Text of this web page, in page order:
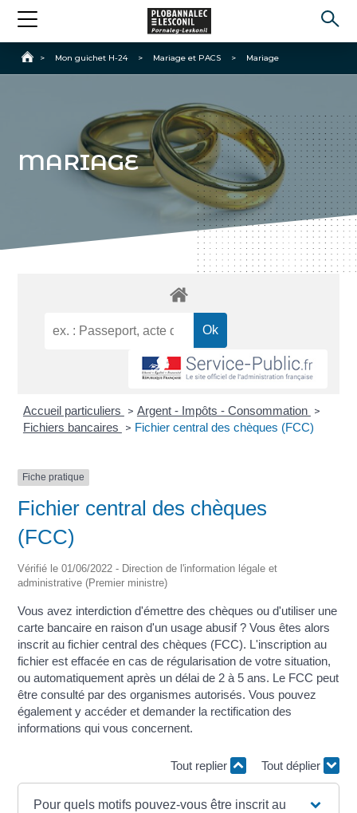
Accueil
> Mon guichet H-24 > Mariage et PACS > Mariage
MARIAGE
Accueil particuliers > Argent - Impôts - Consommation >
Fichiers bancaires > Fichier central des chèques (FCC)
Fiche pratique
Fichier central des chèques
(FCC)
Vérifié le 01/06/2022 - Direction de l'information légale et
administrative (Premier ministre)
Vous avez interdiction d'émettre des chèques ou d'utiliser une
carte bancaire en raison d'un usage abusif ? Vous êtes alors
inscrit au fichier central des chèques (FCC). L'inscription au
fichier est effacée en cas de régularisation de votre situation,
ou automatiquement après un délai de 2 à 5 ans. Le FCC peut
être consulté par des organismes autorisés. Vous pouvez
également y accéder et demander la rectification des
informations qui vous concernent.
Tout replier Tout déplier
Pour quels motifs pouvez-vous être inscrit au